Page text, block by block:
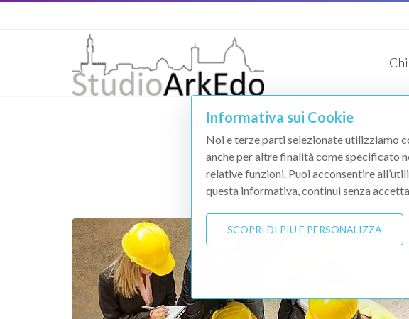
Home
Informativa sui Cookie
Noi e terze parti selezionate utilizziamo
anche per altre finalità come specificato
relative funzioni. Puoi acconsentire
questa informativa, continui senza
SCOPRI DI PIÙ E PERSONALIZZA